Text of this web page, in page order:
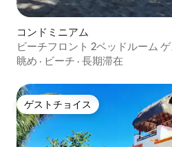
コンドミニアム
ビーチフロント 2ベッドルーム
可能
眺め · ビーチ · 長期滞在
ゲストチョイス
ゲストチョイス